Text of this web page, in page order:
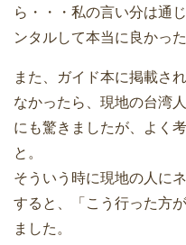
ら・・・私の言い分は通
ンタルして本当に良かっ
また、ガイド本に掲載さ
なかったら、現地の台湾
にも驚きましたが、よく
と。
そういう時に現地の人に
すると、「こう行った方
ました。